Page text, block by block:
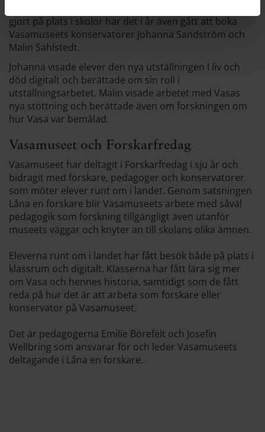
gjort på plats i skolor har det i år även gått att boka
Vasamuseets konservatorer Johanna Sandström och
Malin Sahlstedt.
Johanna visade elever den nya utställningen I liv och
död digitalt och berättade om sin roll i
utställningsarbetet. Malin visade arbetet med Vasas
nya stöttning och berättade även om forskningen om
hur Vasa var bemålad.
Vasamuseet och Forskarfredag
Vasamuseet har deltagit i Forskarfredag i sju år och
bidragit med forskare, pedagoger och konservatorer
som möter elever runt om i landet. Genom satsningen
Låna en forskare blir Vasamuseets arbete med såväl
pedagogik som forskning tillgängligt även utanför
museets väggar och knyter an till skolans olika ämnen.
Eleverna runt om i landet har fått besök både på plats i
klassrum och digitalt. Klasserna har fått lära sig mer
om Vasa och hennes historia, samtidigt som de fått
reda på hur det är att arbeta som forskare eller
konservator på Vasamuseet.
Det är pedagogerna Emilie Börefelt och Josefin
Wellbring som ansvarar för och leder Vasamuseets
deltagande i Låna en forskare.